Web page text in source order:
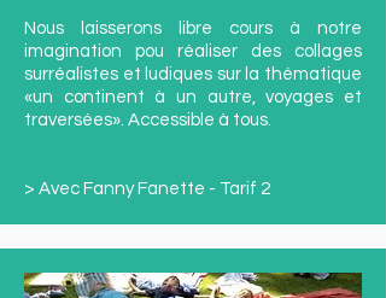
Nous laisserons libre cours à notre
imagination pou réaliser des collages
surréalistes et ludiques sur la thématique
«un continent à un autre, voyages et
traversées». Accessible à tous.
> Avec Fanny Fanette - Tarif 2